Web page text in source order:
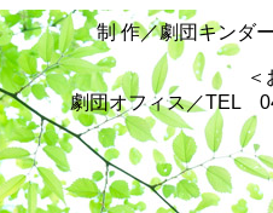
制 作／劇団キンダ
劇団オフィス／TEL